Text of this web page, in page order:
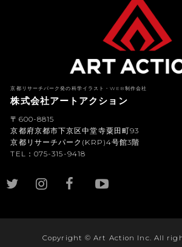
京都リサーチパーク発の科学イラスト・WEB制作会社
株式会社アートアクション
〒600-8815
京都府京都市下京区中堂寺粟田町93
京都リサーチパーク(KRP)4号館3階
TEL：075-315-9418
Copyright © Art Action Inc. All